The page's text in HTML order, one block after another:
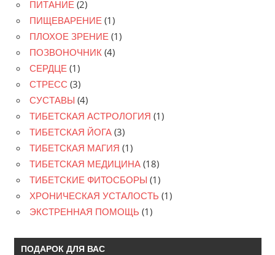
ПИТАНИЕ (2)
ПИЩЕВАРЕНИЕ (1)
ПЛОХОЕ ЗРЕНИЕ (1)
ПОЗВОНОЧНИК (4)
СЕРДЦЕ (1)
СТРЕСС (3)
СУСТАВЫ (4)
ТИБЕТСКАЯ АСТРОЛОГИЯ (1)
ТИБЕТСКАЯ ЙОГА (3)
ТИБЕТСКАЯ МАГИЯ (1)
ТИБЕТСКАЯ МЕДИЦИНА (18)
ТИБЕТСКИЕ ФИТОСБОРЫ (1)
ХРОНИЧЕСКАЯ УСТАЛОСТЬ (1)
ЭКСТРЕННАЯ ПОМОЩЬ (1)
ПОДАРОК ДЛЯ ВАС